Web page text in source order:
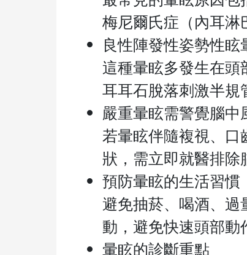
梅尼爾氏症（內耳淋
良性陣發性姿勢性眩
這種暈眩多發生在頭
耳耳石脫落刺激半規
嚴重暈眩需警覺腦中
若暈眩伴隨複視、
狀，需立即就醫排除
預防暈眩的生活習慣
避免抽菸、喝酒、過
動，避免快速頭部動
暈眩的診斷重點